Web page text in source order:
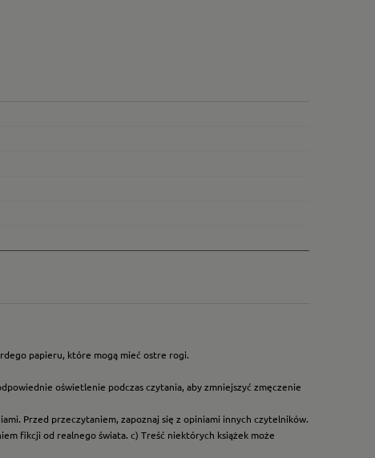
papieru, które mogą mieć ostre rogi.
oświetlenie podczas czytania, aby zmniejszyć zmęczenie
Przed przeczytaniem, zapoznaj się z opiniami innych czytelników.
fikcji od realnego świata. c) Treść niektórych książek może